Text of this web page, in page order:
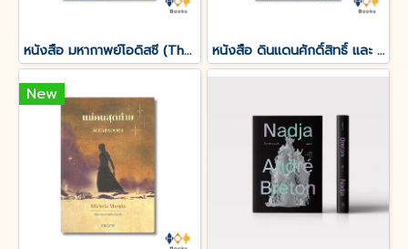
หนังสือ มหากาพย์โอดิสซี (The Odyssey of Homer) หนังสือ ดินแดนศักดิ์สิทธิ์ และ ยิ้มแห่งนิรันดร์
New